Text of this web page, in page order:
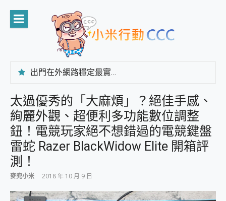
content
出門在外網路穩定最實在 「台灣大哥大」榮獲 4G/5G 在線率全球 NO.3 全台第一與全台六冠王實測心得，走到哪順到哪！
CP 值天花板~ Bongcom BS5 足球君開箱~ 短焦投影機 3千元就能擁有！ 折扣碼在這～
專為 PC上的 XBOX和掌機設計的 FireCuda X1070 SSD 固態硬碟開箱 評測
台灣製攝影機在這裡，100%全無線設計 SpotCam Solo Eco 太陽能防水雲端攝影機 SpotCam Solo 3 2.5K高畫質戶外攝影機 開箱 評測
電力超超超持久 MSI 微星 Prestige 14 AI+ D3MG-031TW 14吋 開箱評價，AI輕薄商務筆電 Copilot+ PC
超懂拍、耐用 AI 街拍機~ realme 16 Pro 開箱評價~ 2 億畫素 LumaColor 影像、持久續航與 IP69K 高防護
防窺黑科技 Galaxy S26 Ultra系列保護貼怎麼選？imos AR 低反光玻璃、藍寶石鏡頭貼與軍規防摔殼完整開箱評價
好用的 EaseUS Partition Master 讓您輕鬆的移除與格式化有防寫保護的隨身碟或SD卡
太過優秀的「大麻煩」？絕佳手感、
絢麗外觀、超便利多功能數位調整
鈕！電競玩家絕不想錯過的電競鍵盤
雷蛇 Razer BlackWidow Elite 開箱評
測！
麥兜小米 2018 年 10 月 9 日